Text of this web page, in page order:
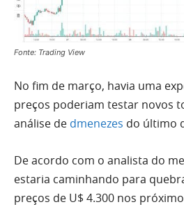
Fonte: Trading View
No fim de março, havia uma
preços poderiam testar novos
análise de dmenezes do último
De acordo com o analista do
estaria caminhando para
preços de U$ 4.300 nos